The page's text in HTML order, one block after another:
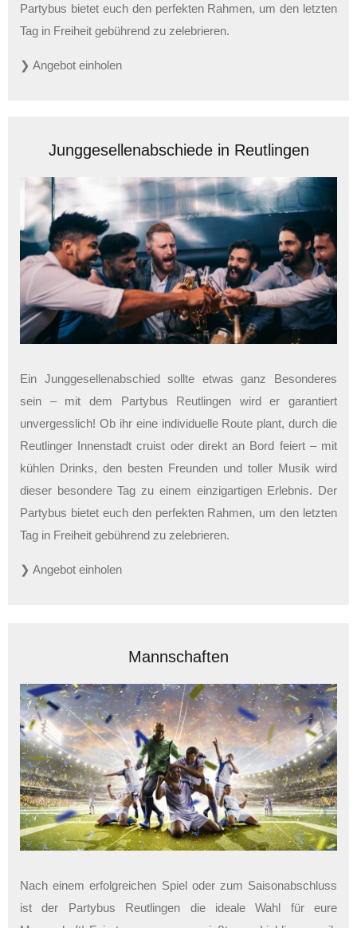
Partybus bietet euch den perfekten Rahmen, um den letzten
Tag in Freiheit gebührend zu zelebrieren.
❯ Angebot einholen
Junggesellenabschiede in Reutlingen
Ein Junggesellenabschied sollte etwas ganz Besonderes
sein – mit dem Partybus Reutlingen wird er garantiert
unvergesslich! Ob ihr eine individuelle Route plant, durch die
Reutlinger Innenstadt cruist oder direkt an Bord feiert – mit
kühlen Drinks, den besten Freunden und toller Musik wird
dieser besondere Tag zu einem einzigartigen Erlebnis. Der
Partybus bietet euch den perfekten Rahmen, um den letzten
Tag in Freiheit gebührend zu zelebrieren.
❯ Angebot einholen
Mannschaften
Nach einem erfolgreichen Spiel oder zum Saisonabschluss
ist der Partybus Reutlingen die ideale Wahl für eure